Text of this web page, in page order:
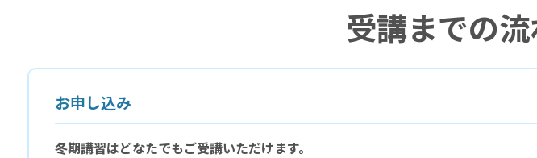
受講までの
お申し込み
冬期講習はどなたでもご受講いただけます。